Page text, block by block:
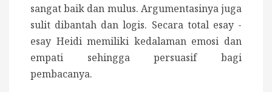
sangat baik dan mulus. Argumentasinya juga
sulit dibantah dan logis. Secara total esay -
esay Heidi memiliki kedalaman emosi dan
empati sehingga persuasif bagi
pembacanya.